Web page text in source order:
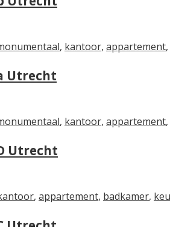
, kantoor, appartement,
Utrecht
, kantoor, appartement,
Utrecht
, appartement, badkamer,